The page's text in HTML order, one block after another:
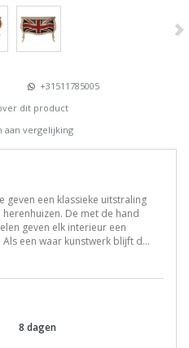
+31511785005
dit product
aan vergelijking
geven een klassieke uitstraling
De met de hand
geven elk interieur een
een waar kunstwerk blijft d...
8 dagen